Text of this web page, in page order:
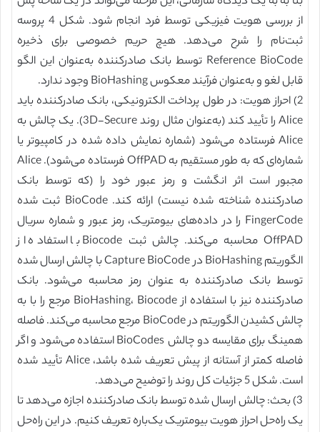
از بررسی هویت فیزیکی توسط فرد انجام شود. شکل 4 پروسه
ثبت‌نام را شرح می‌دهد. هیچ حریم خصوصی برای ذخیره
Reference BioCode توسط بانک صادرکننده به‌عنوان این الگو
قابل لغو و به‌عنوان فرآیند معکوس BioHashing وجود ندارد.
2) احراز هویت: در طول پرداخت الکترونیکی، بانک صادرکننده باید
Alice را تأیید کند (به‌عنوان مثال روند 3D-Secure). یک چالش به
Alice فرستاده می‌شود (شماره نمایش داده شده در کامپیوتر یا
شماره‌ای که به طور مستقیم به OffPAD فرستاده می‌شود). Alice
مجبور است اثر انگشت و رمز عبور خود را (که توسط بانک
صادرکننده شناخته شده نیست) ارائه کند. BioCode ثبت شده
FingerCode را در داده‌های بیومتریک، رمز عبور و شماره سریال
OffPAD محاسبه می‌کند. چالش ثبت Biocode با استفاده از
الگوریتم BioHashing در Capture BioCode با چالش ارسال شده
توسط بانک صادرکننده به عنوان رمز محاسبه می‌شود. بانک
صادرکننده نیز با استفاده از BioHashing، Biocode مرجع را با به
چالش کشیدن الگوریتم در BioCode مرجع محاسبه می‌کند. فاصله
همینگ برای مقایسه دو چالش BioCodes استفاده می‌شود و اگر
فاصله کمتر از آستانه از پیش تعریف شده باشد، Alice تأیید شده
است. شکل 5 جزئیات کل روند را توضیح می‌دهد.
3) بحث: چالش ارسال شده توسط بانک صادرکننده اجازه می‌دهد تا
یک راه‌حل احراز هویت بیومتریک یک‌باره تعریف کنیم. در این راه‌حل